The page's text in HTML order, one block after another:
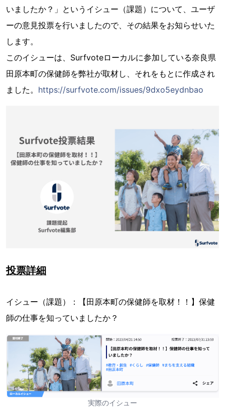
いましたか？」というイシュー（課題）について、ユーザ
ーの意見投票を行いましたので、その結果をお知らせいた
します。
このイシューは、Surfvoteローカルに参加している奈良県
田原本町の保健師を弊社が取材し、それをもとに作成され
ました。 https://surfvote.com/issues/9dxo5eydnbao
投票詳細
イシュー（課題）：【田原本町の保健師を取材！！】保健
師の仕事を知っていましたか？
実際のイシュー